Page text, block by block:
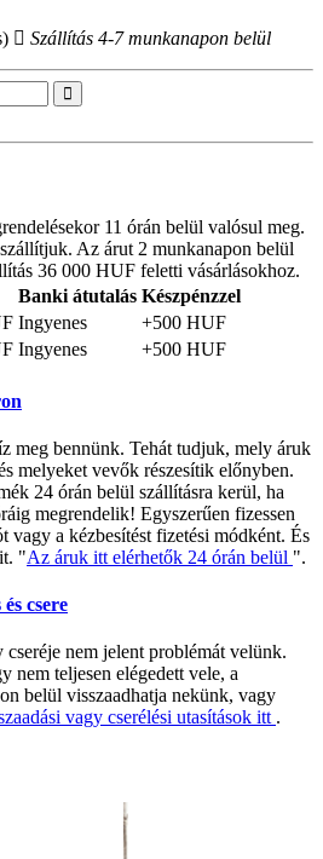
Szállítás 4-7 munkanapon belül
11 órán belül valósul meg.
Az árut 2 munkanapon belül
36 000 HUF feletti vásárlásokhoz.
Banki átutalás Készpénzzel
Ingyenes
+500 HUF
Ingyenes +500 HUF
meg bennünk. Tehát tudjuk, mely áruk
melyeket vevők részesítik előnyben.
24 órán belül szállításra kerül, ha
megrendelik! Egyszerűen fizessen
vagy a kézbesítést fizetési módként. És
"Az áruk itt elérhetők 24 órán belül ".
csere
nem jelent problémát velünk.
nem teljesen elégedett vele, a
belül visszaadhatja nekünk, vagy
vagy cserélési utasítások itt .